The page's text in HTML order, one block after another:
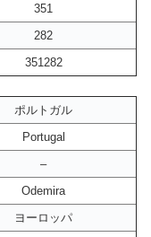
351
282
351282
ポルトガル
Portugal
–
Odemira
ヨーロッパ